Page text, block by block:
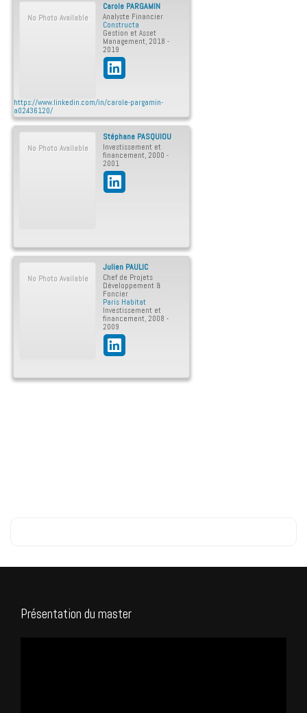
No Photo Available
Carole PARGAMIN
Analyste Financier
Constructa
Gestion et Asset
Management, 2018 -
2019
https://www.linkedin.com/in/carole-pargamin-
a02436120/
No Photo Available
Stéphane PASQUIOU
Investissement et
financement, 2000 -
2001
No Photo Available
Julien PAULIC
Chef de Projets
Développement &
Foncier
Paris Habitat
Investissement et
financement, 2008 -
2009
Présentation du master